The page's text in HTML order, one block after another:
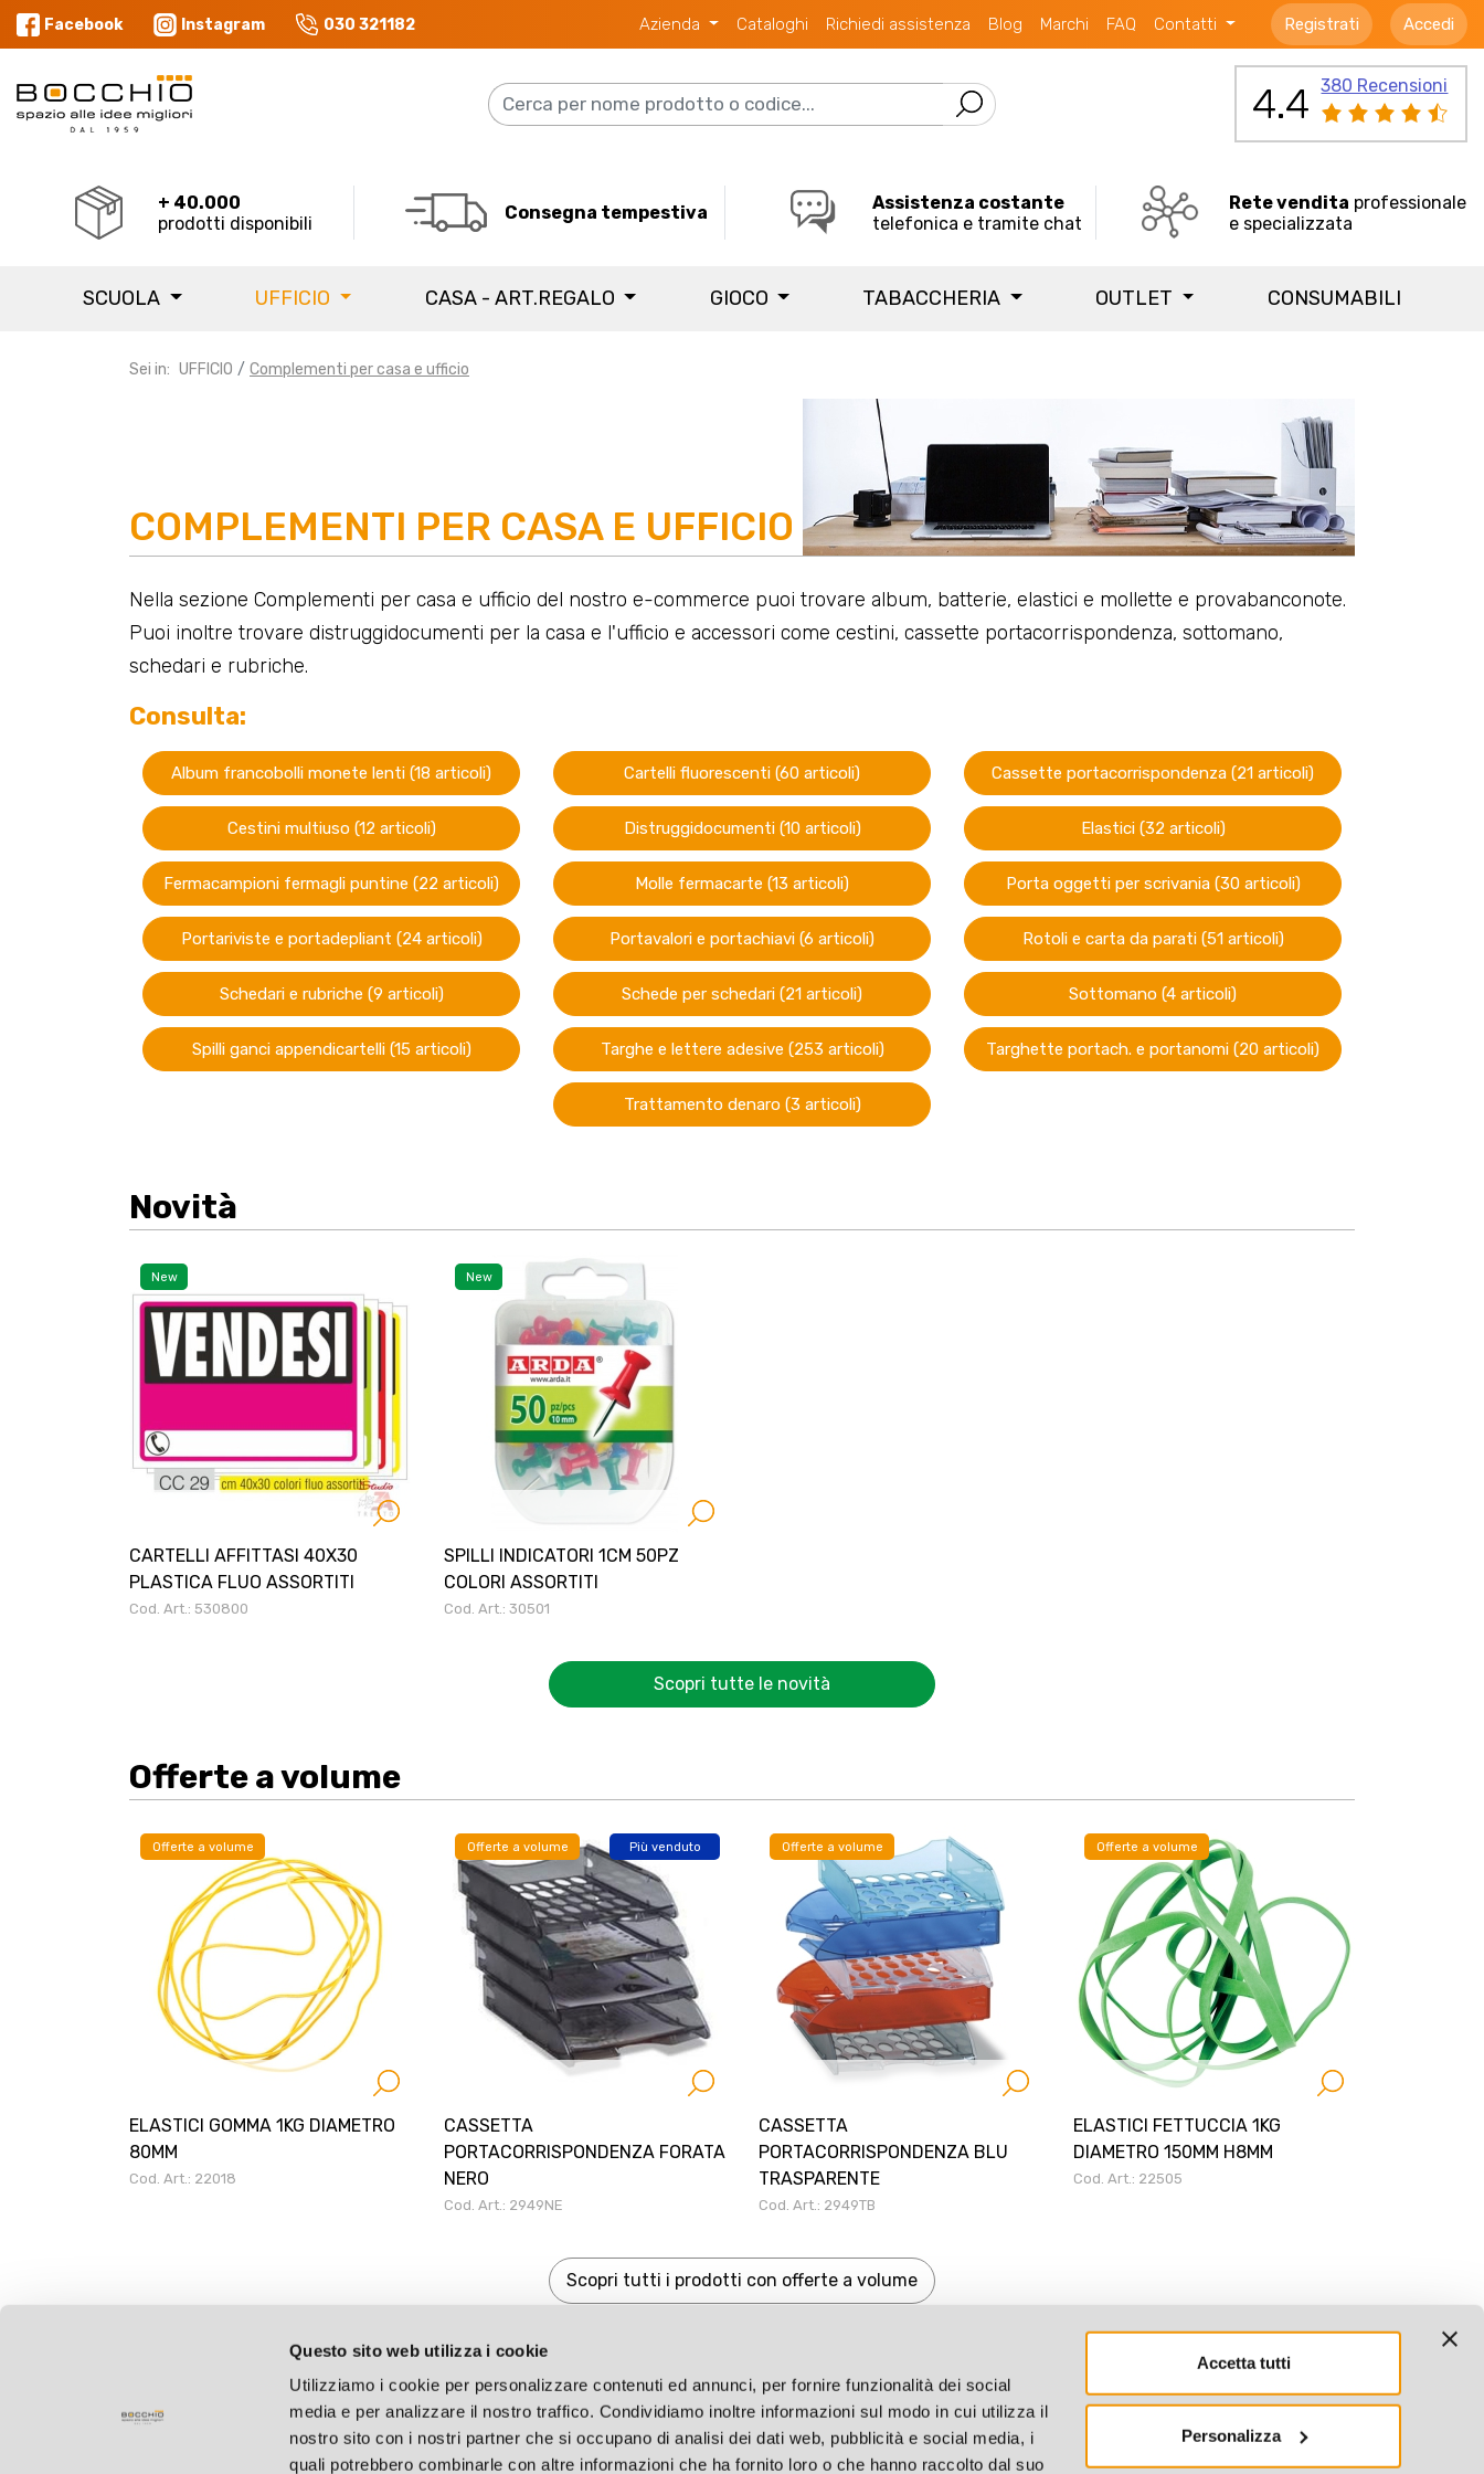
Questo sito web utilizza i cookie
Utilizziamo i cookie per personalizzare contenuti ed annunci, per fornire funzionalità dei social
media e per analizzare il nostro traffico. Condividiamo inoltre informazioni sul modo in cui utilizza il
nostro sito con i nostri partner che si occupano di analisi dei dati web, pubblicità e social media, i
quali potrebbero combinarle con altre informazioni che ha fornito loro o che hanno raccolto dal suo
Accetta tutti
Personalizza
Facebook Instagram 030 321182 Azienda Cataloghi Richiedi assistenza Blog Marchi FAQ Contatti Registrati Accedi
4.4 380 Recensioni
+ 40.000
prodotti disponibili
Consegna tempestiva
Assistenza costante
telefonica e tramite chat
Rete vendita professionale
e specializzata
SCUOLA UFFICIO CASA - ART.REGALO GIOCO TABACCHERIA OUTLET CONSUMABILI
Sei in: UFFICIO Complementi per casa e ufficio
COMPLEMENTI PER CASA E UFFICIO
Nella sezione Complementi per casa e ufficio del nostro e-commerce puoi trovare album, batterie, elastici e mollette e provabanconote.
Puoi inoltre trovare distruggidocumenti per la casa e l'ufficio e accessori come cestini, cassette portacorrispondenza, sottomano,
schedari e rubriche.
Consulta:
Album francobolli monete lenti (18 articoli) Cartelli fluorescenti (60 articoli) Cassette portacorrispondenza (21 articoli)
Cestini multiuso (12 articoli) Distruggidocumenti (10 articoli) Elastici (32 articoli)
Fermacampioni fermagli puntine (22 articoli) Molle fermacarte (13 articoli) Porta oggetti per scrivania (30 articoli)
Portariviste e portadepliant (24 articoli) Portavalori e portachiavi (6 articoli) Rotoli e carta da parati (51 articoli)
Schedari e rubriche (9 articoli) Schede per schedari (21 articoli) Sottomano (4 articoli)
Spilli ganci appendicartelli (15 articoli) Targhe e lettere adesive (253 articoli) Targhette portach. e portanomi (20 articoli)
Trattamento denaro (3 articoli)
Novità
New
CARTELLI AFFITTASI 40X30
PLASTICA FLUO ASSORTITI
Cod. Art.: 530800
New
SPILLI INDICATORI 1CM 50PZ
COLORI ASSORTITI
Cod. Art.: 30501
Scopri tutte le novità
Offerte a volume
Offerte a volume
ELASTICI GOMMA 1KG DIAMETRO
80MM
Cod. Art.: 22018
Offerte a volume Più venduto
CASSETTA
PORTACORRISPONDENZA FORATA
NERO
Cod. Art.: 2949NE
Offerte a volume
CASSETTA
PORTACORRISPONDENZA BLU
TRASPARENTE
Cod. Art.: 2949TB
Offerte a volume
ELASTICI FETTUCCIA 1KG
DIAMETRO 150MM H8MM
Cod. Art.: 22505
Scopri tutti i prodotti con offerte a volume